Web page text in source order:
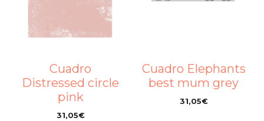
Cuadro
Distressed circle
pink
31,05€
Cuadro Elephants
best mum grey
31,05€